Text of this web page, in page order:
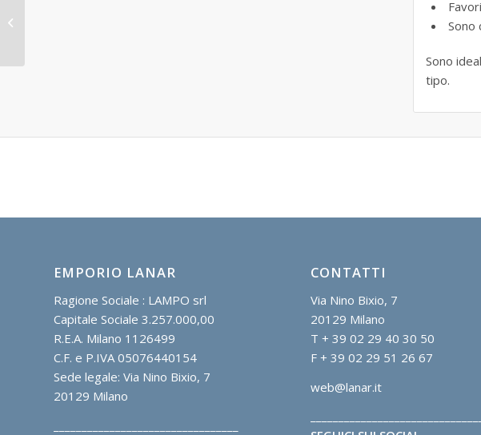
Sono
Sono
tipo.
EMPORIO LANAR
Ragione Sociale : LAMPO srl
Capitale Sociale 3.257.000,00
R.E.A. Milano 1126499
C.F. e P.IVA 05076440154
Sede legale: Via Nino Bixio, 7
20129 Milano
CONTATTI
Via Nino Bixio, 7
20129 Milano
T + 39 02 29 40 30 50
F + 39 02 29 51 26 67
web@lanar.it